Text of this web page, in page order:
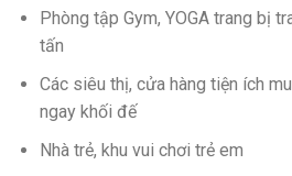
Phòng tập Gym, YOGA trang bị
tấn
Các siêu thị, cửa hàng tiện ích
ngay khối đế
Nhà trẻ, khu vui chơi trẻ em